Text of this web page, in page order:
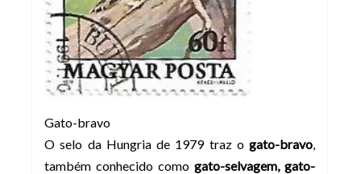
Gato-bravo
O selo da Hungria de 1979 traz o gato-bravo,
também conhecido como gato-selvagem, gato-